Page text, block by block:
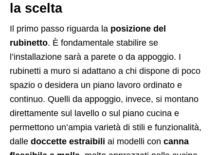
la scelta
Il primo passo riguarda la posizione del
rubinetto. È fondamentale stabilire se
l’installazione sarà a parete o da appoggio. I
rubinetti a muro si adattano a chi dispone di poco
spazio o desidera un piano lavoro ordinato e
continuo. Quelli da appoggio, invece, si montano
direttamente sul lavello o sul piano cucina e
permettono un’ampia varietà di stili e funzionalità,
dalle doccette estraibili ai modelli con canna